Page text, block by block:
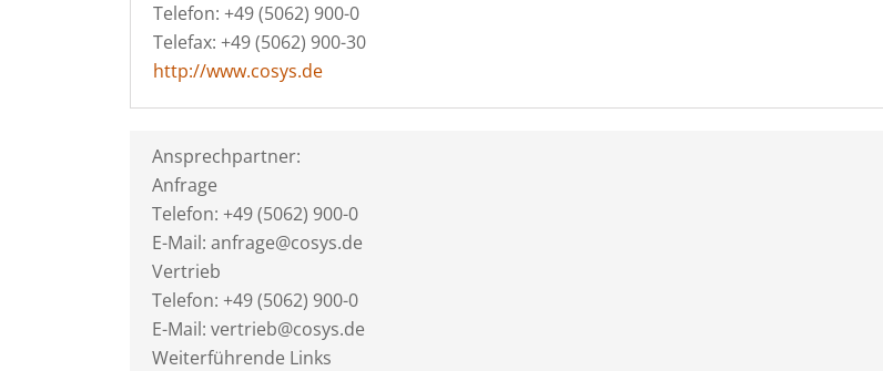
Telefon: +49 (5062) 900-0
Telefax: +49 (5062) 900-30
http://www.cosys.de
Ansprechpartner:
Anfrage
Telefon: +49 (5062) 900-0
E-Mail: anfrage@cosys.de
Vertrieb
Telefon: +49 (5062) 900-0
E-Mail: vertrieb@cosys.de
Weiterführende Links